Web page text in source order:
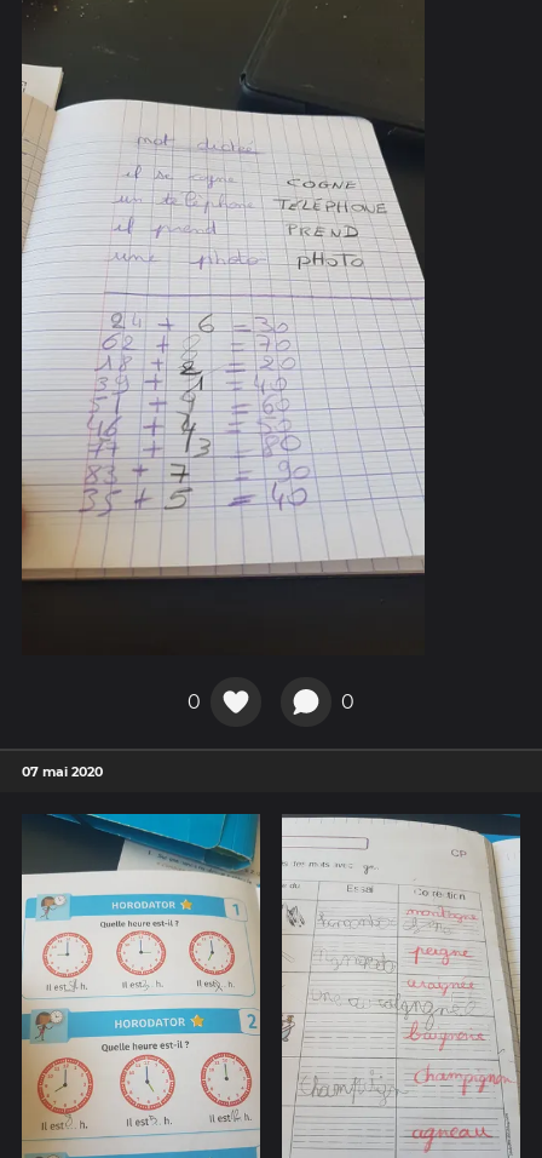
0 0
07 mai 2020